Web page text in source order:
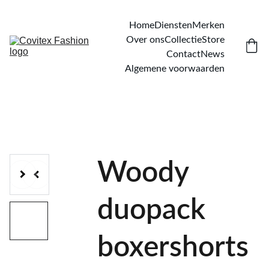
HomeDienstenMerken
Over onsCollectieStore
ContactNews
Algemene voorwaarden
Woody
duopack
boxershorts